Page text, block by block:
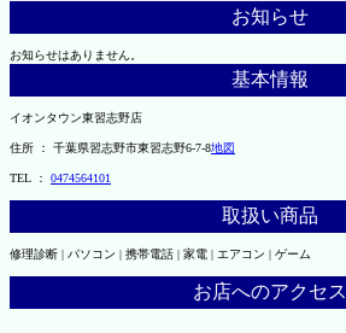
お知らせ
お知らせはありません。
基本情報
イオンタウン東習志野店
住所 ： 千葉県習志野市東習志野6-7-8地図
TEL ： 0474564101
取扱い商品
修理診断 | パソコン | 携帯電話 | 家電 | エアコン | ゲーム
お店へのアクセス